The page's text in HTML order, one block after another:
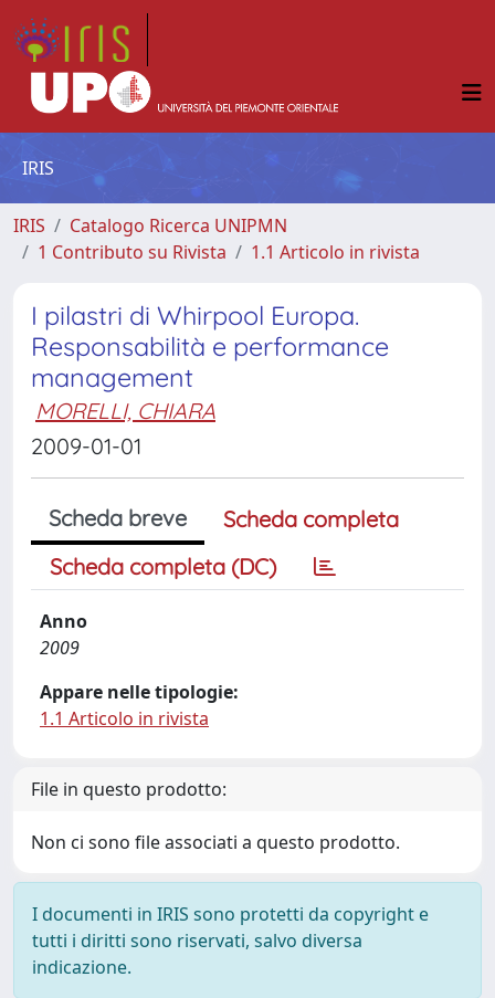
IRIS
IRIS
Catalogo Ricerca UNIPMN
1 Contributo su Rivista
1.1 Articolo in rivista
I pilastri di Whirpool Europa.
Responsabilità e performance
management
MORELLI, CHIARA
2009-01-01
Scheda breve
Scheda completa
Scheda completa (DC)
Anno
2009
Appare nelle tipologie:
1.1 Articolo in rivista
File in questo prodotto:
Non ci sono file associati a questo prodotto.
I documenti in IRIS sono protetti da copyright e
tutti i diritti sono riservati, salvo diversa
indicazione.